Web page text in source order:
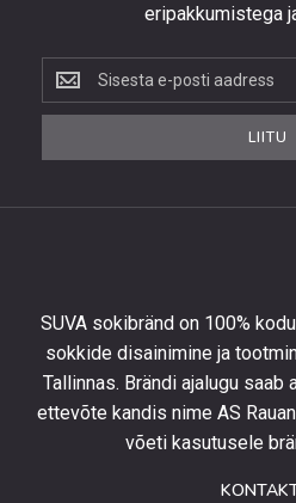
eripakkumistega
Liitu
uudiskirjaga,
et
kursis
uusimate
toodetega,
eripakkumistega
LIITU
SUVA sokibränd on 100%
sokkide disainimine ja
Tallinnas. Brändi ajalugu
ettevõte kandis nime AS
võeti kasutusele